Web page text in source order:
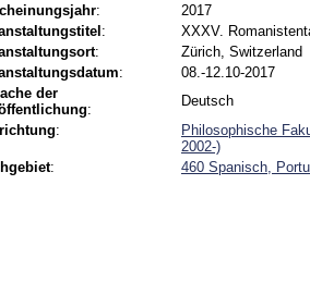
:
2017
:
XXXV.
:
Zürich, Switzerland
:
08.-12.10-2017
der
:
Deutsch
:
Philosophische
2002-)
: 460 Spanisch,